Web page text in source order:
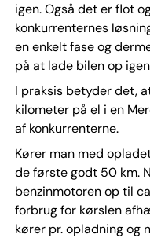
igen. Også det er flot
konkurrenternes
en enkelt fase og
på at lade bilen op
I praksis betyder det,
kilometer på el i en
af konkurrenterne.
Kører man med
de første godt 50 km.
benzinmotoren op til
forbrug for kørslen
kører pr. opladning og